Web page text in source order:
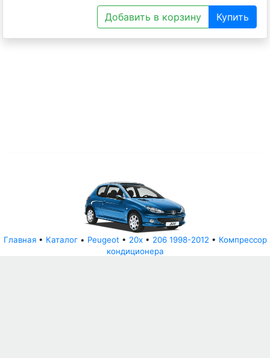
Добавить в корзину Купить
Главная• Каталог• Peugeot• 20x• 206 1998-2012 • Компрессор
кондиционера